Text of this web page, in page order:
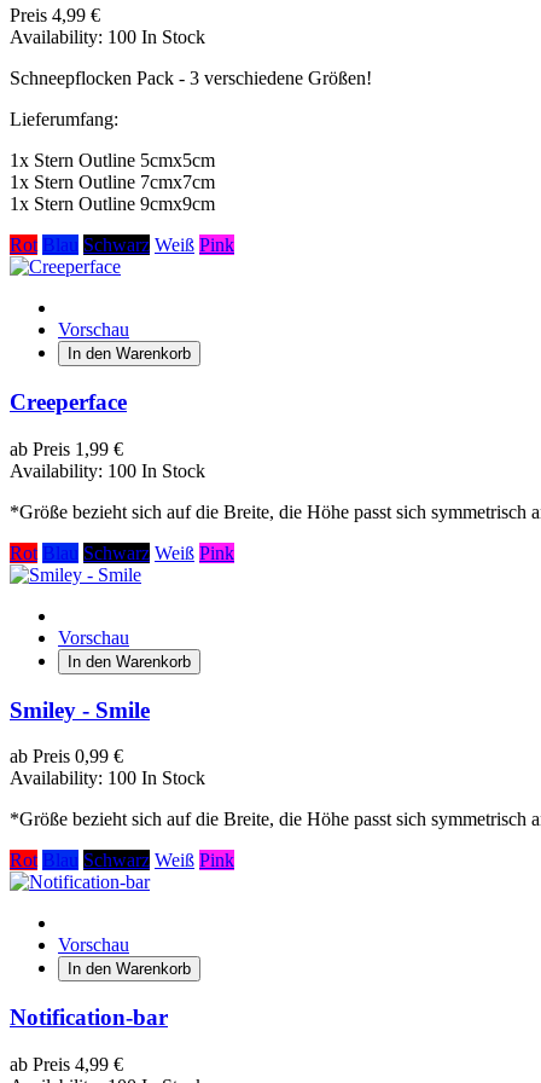
Preis 4,99 €
Availability: 100 In Stock
Schneepflocken Pack - 3 verschiedene Größen!
Lieferumfang:
1x Stern Outline 5cmx5cm
1x Stern Outline 7cmx7cm
1x Stern Outline 9cmx9cm
Rot Blau Schwarz Weiß Pink
Vorschau
In den Warenkorb
Creeperface
ab Preis 1,99 €
Availability: 100 In Stock
*Größe bezieht sich auf die Breite, die Höhe passt sich symmetrisch
Rot Blau Schwarz Weiß Pink
Vorschau
In den Warenkorb
Smiley - Smile
ab Preis 0,99 €
Availability: 100 In Stock
*Größe bezieht sich auf die Breite, die Höhe passt sich symmetrisch
Rot Blau Schwarz Weiß Pink
Vorschau
In den Warenkorb
Notification-bar
ab Preis 4,99 €